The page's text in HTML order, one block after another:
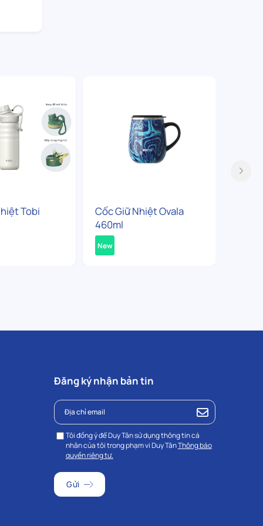
Tobi
Cốc Giữ Nhiệt Ovala
460ml
New
Đăng ký nhận bản tin
Tôi đồng ý để Duy Tân sử dụng thông tin cá
nhân của tôi trong phạm vi Duy TânThông báo
quyền riêng tư.